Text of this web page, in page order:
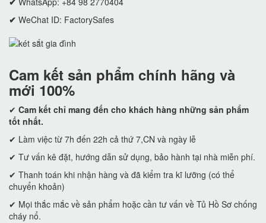
✔ WeChat ID: FactorySafes
Cam kết sản phẩm chính hãng và
mới 100%
✔ Cam kết chỉ mang đến cho khách hàng những sản phẩm
tốt nhất.
✔ Làm việc từ 7h đến 22h cả thứ 7,CN và ngày lễ
✔ Tư vấn kê đặt, hướng dẫn sử dụng, bảo hành tại nhà miễn phí.
✔ Thanh toán khi nhận hàng và đã kiểm tra kĩ lưỡng (có thể
chuyển khoản)
✔ Mọi thắc mắc về sản phẩm hoặc cần tư vấn về Tủ Hồ Sơ chống
cháy nổ.